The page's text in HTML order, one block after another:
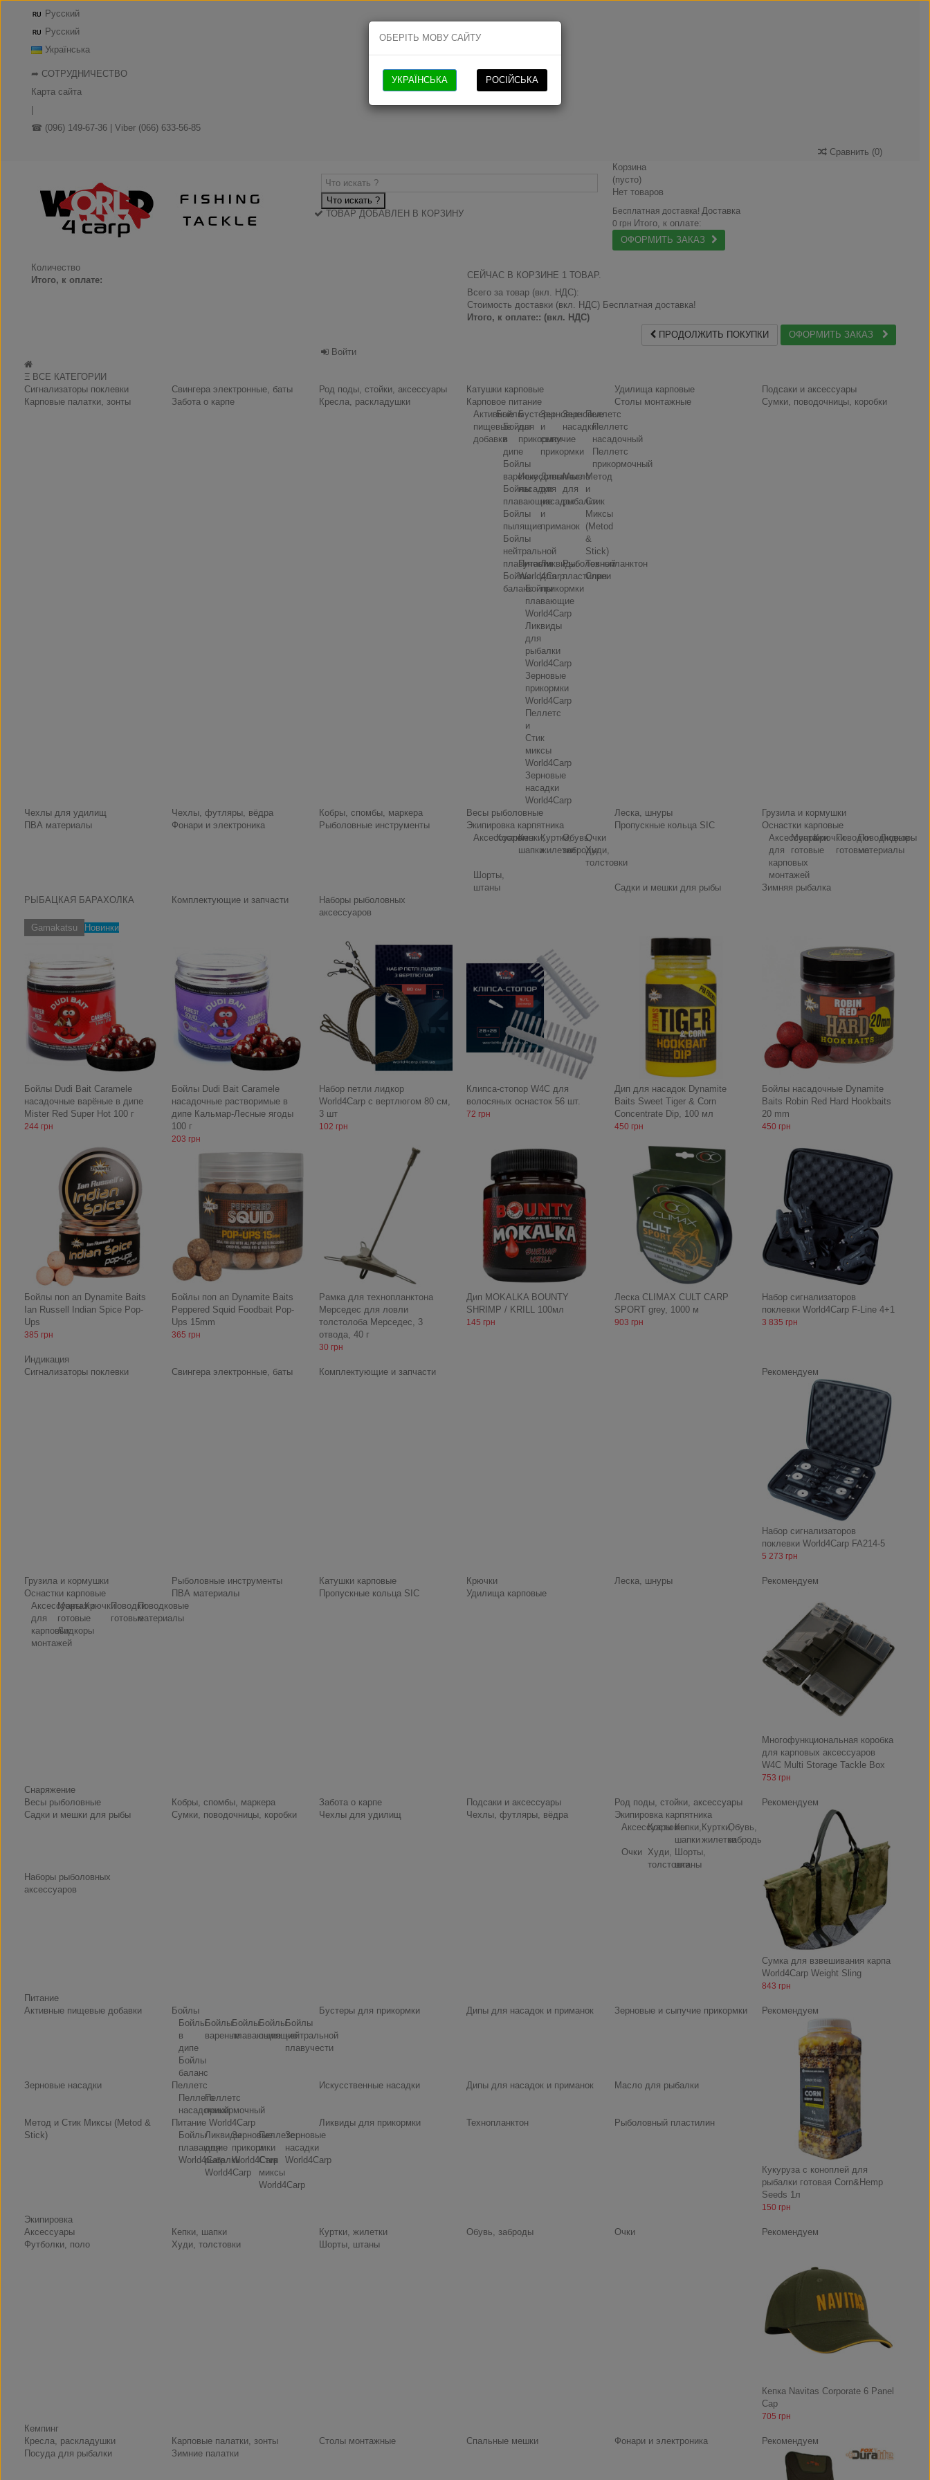
Русский
Русский
Українська
➦ СОТРУДНИЧЕСТВО
Карта сайта
☎ (096) 149-67-36 | Viber (066) 633-56-85
Сравнить (0)
Что искать ?
Корзина
(пусто)
Нет товаров
Бесплатная доставка! Доставка
0 грн Итого, к оплате:
ОФОРМИТЬ ЗАКАЗ
ТОВАР ДОБАВЛЕН В КОРЗИНУ
Количество
Итого, к оплате:
СЕЙЧАС В КОРЗИНЕ 1 ТОВАР.
Всего за товар (вкл. НДС):
Стоимость доставки (вкл. НДС) Бесплатная доставка!
Итого, к оплате:: (вкл. НДС)
ПРОДОЛЖИТЬ ПОКУПКИ
ОФОРМИТЬ ЗАКАЗ
Войти
Ξ ВСЕ КАТЕГОРИИ
Сигнализаторы поклевки
Свингера электронные, баты Род поды, стойки, аксессуары Катушки карповые Удилища карповые
Подсаки и аксессуары
Карповые палатки, зонты
Забота о карпе Кресла, раскладушки
Карповое питание
Активные
пищевые
добавки
Бойлы
Бойлы
в
дипе
Бойлы
вареные
Бойлы
плавающие
Бойлы
пылящие
Бойлы
нейтральной
плавучести
Бойлы
баланс
Бустеры
для
прикормки
Зерновые
и
сыпучие
прикормки
Зерновые
насадки
Пеллетс
Пеллетс
насадочный
Пеллетс
прикормочный
Искусственные
насадки
Дипы
для
насадок
и
приманок
Масло
для
рыбалки
Метод
и
Стик
Миксы
(Metod
&
Stick)
Питание
World4Carp
Бойлы
плавающие
World4Carp
Ликвиды
для
рыбалки
World4Carp
Зерновые
прикормки
World4Carp
Пеллетс
и
Стик
миксы
World4Carp
Зерновые
насадки
World4Carp
Ликвиды
для
прикормки
Рыболовный
пластилин
Технопланктон
Спреи
Столы монтажные Сумки, поводочницы, коробки
Чехлы для удилищ Чехлы, футляры, вёдра Кобры, спомбы, маркера Весы рыболовные Леска, шнуры
Грузила и кормушки
ПВА материалы
Фонари и электроника Рыболовные инструменты
Экипировка карпятника
Аксессуары
Костюмы
Кепки,
шапки
Куртки,
жилетки
Обувь,
заброды
Очки
Худи,
толстовки
Шорты,
штаны
Пропускные кольца SIC
Оснастки карповые
Аксессуары
для
карповых
монтажей
Монтажи
готовые
КрючкиПоводки
готовые
Поводковые
материалы
Лидкоры
Садки и мешки для рыбы
Зимняя рыбалка
РЫБАЦКАЯ БАРАХОЛКА
Комплектующие и запчасти
Наборы рыболовных
аксессуаров
Gamakatsu
Новинки
Бойлы Dudi Bait Caramele
насадочные варёные в дипе
Mister Red Super Hot 100 г
244 грн
Бойлы Dudi Bait Caramele
насадочные растворимые в
дипе Кальмар-Лесные ягоды
100 г
203 грн
Набор петли лидкор
World4Carp с вертлюгом 80 см,
3 шт
102 грн
Клипса-стопор W4C для
волосяных оснасток 56 шт.
72 грн
Дип для насадок Dynamite
Baits Sweet Tiger & Corn
Concentrate Dip, 100 мл
450 грн
Бойлы насадочные Dynamite
Baits Robin Red Hard Hookbaits
20 mm
450 грн
Бойлы поп ап Dynamite Baits
Ian Russell Indian Spice Pop-
Ups
385 грн
Бойлы поп ап Dynamite Baits
Peppered Squid Foodbait Pop-
Ups 15mm
365 грн
Рамка для технопланктона
Мерседес для ловли
толстолоба Мерседес, 3
отвода, 40 г
30 грн
Дип MOKALKA BOUNTY
SHRIMP / KRILL 100мл
145 грн
Леска CLIMAX CULT CARP
SPORT grey, 1000 м
903 грн
Набор сигнализаторов
поклевки World4Carp F-Line 4+1
3 835 грн
Индикация
Сигнализаторы поклевки
Свингера электронные, баты Комплектующие и запчасти Рекомендуем
Набор сигнализаторов
поклевки World4Carp FA214-5
5 273 грн
Грузила и кормушки
Рыболовные инструменты Катушки карповые Крючки
Леска, шнуры
Оснастки карповые
Аксессуары
для
карповых
монтажей
Монтажи
готовые
КрючкиПоводки
готовые
Поводковые
материалы
Лидкоры
ПВА материалы Пропускные кольца SIC Удилища карповые
Рекомендуем
Многофункциональная коробка
для карповых аксессуаров
W4C Multi Storage Tackle Box
753 грн
Снаряжение
Весы рыболовные
Кобры, спомбы, маркера Забота о карпе Подсаки и аксессуары
Род поды, стойки, аксессуары
Садки и мешки для рыбы
Сумки, поводочницы, коробки Чехлы для удилищ Чехлы, футляры, вёдра
Экипировка карпятника
Аксессуары
КостюмыКепки,
шапки
Куртки,
жилетки
Обувь,
заброды
Очки
Худи,
толстовки
Шорты,
штаны
Наборы рыболовных
аксессуаров
Рекомендуем
Сумка для взвешивания карпа
World4Carp Weight Sling
843 грн
Питание
Активные пищевые добавки
Бойлы
Бойлы
в
дипе
Бойлы
вареные
Бойлы
плавающие
Бойлы
пылящие
Бойлы
нейтральной
плавучести
Бойлы
баланс
Бустеры для прикормки Дипы для насадок и приманок Зерновые и сыпучие прикормки
Зерновые насадки
Пеллетс
Пеллетс
насадочный
Пеллетс
прикормочный
Искусственные насадки Дипы для насадок и приманок Масло для рыбалки
Метод и Стик Миксы (Metod &
Stick)
Питание World4Carp
Бойлы
плавающие
World4Carp
Ликвиды
для
рыбалки
World4Carp
Зерновые
прикормки
World4Carp
Пеллетс
и
Стик
миксы
World4Carp
Зерновые
насадки
World4Carp
Ликвиды для прикормки Технопланктон Рыболовный пластилин
Рекомендуем
Кукуруза с коноплей для
рыбалки готовая Corn&Hemp
Seeds 1л
150 грн
Экипировка
Аксессуары
Кепки, шапки Куртки, жилетки Обувь, заброды
Очки
Футболки, поло
Худи, толстовки Шорты, штаны
Рекомендуем
Кепка Navitas Corporate 6 Panel
Cap
705 грн
Кемпинг
Кресла, раскладушки
Карповые палатки, зонты Столы монтажные Спальные мешки
Фонари и электроника
Посуда для рыбалки
Зимние палатки
Рекомендуем
ОБЕРІТЬ МОВУ САЙТУ
УКРАЇНСЬКА РОСІЙСЬКА